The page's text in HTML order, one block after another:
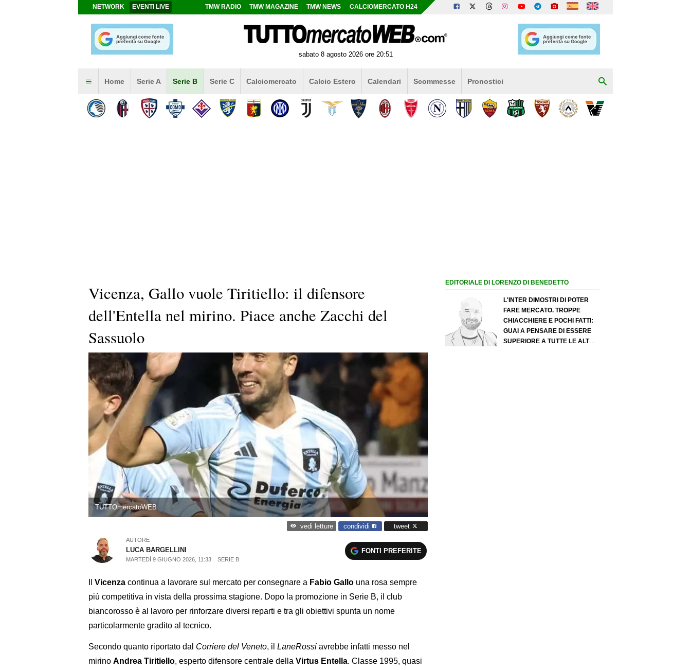
NETWORK EVENTI LIVE TMW RADIO TMW MAGAZINE TMW NEWS CALCIOMERCATO H24
sabato 8 agosto 2026 ore 20:51
Home Serie A Serie B Serie C Calciomercato Calcio Estero Calendari Scommesse Pronostici
Vicenza, Gallo vuole Tiritiello: il difensore
dell'Entella nel mirino. Piace anche Zacchi del
Sassuolo
TUTTOmercatoWEB
vedi letture condividi tweet
AUTORE
LUCA BARGELLINI
MARTEDÌ 9 GIUGNO 2026, 11:33 SERIE B
FONTI PREFERITE
Vicenza continua a lavorare sul mercato per consegnare a Fabio Gallo una rosa sempre
più competitiva in vista della prossima stagione. Dopo la promozione in Serie B, il club
biancorosso è al lavoro per rinforzare diversi reparti e tra gli obiettivi spunta un nome
particolarmente gradito al tecnico.
Secondo quanto riportato dal Corriere del Veneto, il LaneRossi avrebbe infatti messo nel
mirino Andrea Tiritiello, esperto difensore centrale della Virtus Entella. Classe 1995, quasi
EDITORIALE DI LORENZO DI BENEDETTO
L'INTER DIMOSTRI DI POTER
FARE MERCATO. TROPPE
CHIACCHIERE E POCHI FATTI:
GUAI A PENSARE DI ESSERE
SUPERIORE A TUTTE LE ALTRE